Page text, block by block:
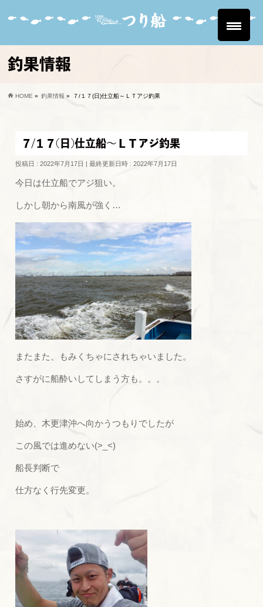
釣果情報
HOME » 釣果情報 » ７/１７(日)仕立船～ＬＴアジ釣果
７/１７(日)仕立船～ＬＴアジ釣果
投稿日 : 2022年7月17日 最終更新日時 : 2022年7月17日
今日は仕立船でアジ狙い。
しかし朝から南風が強く…
またまた、もみくちゃにされちゃいました。
さすがに船酔いしてしまう方も。。。
始め、木更津沖へ向かうつもりでしたが
この風では進めない(>_<)
船長判断で
仕方なく行先変更。